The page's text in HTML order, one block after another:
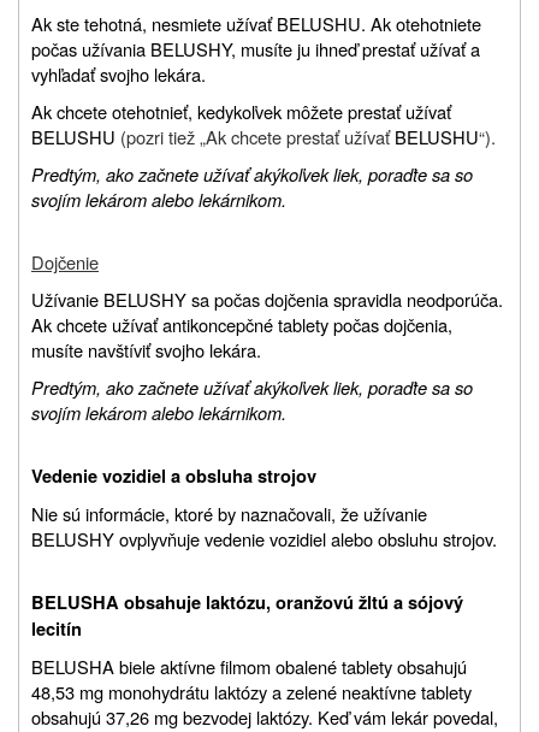
Ak ste tehotná, nesmiete užívať BELUSHU. Ak otehotniete
počas užívania BELUSHY, musíte ju ihneď prestať užívať a
vyhľadať svojho lekára.
Ak chcete otehotnieť, kedykoľvek môžete prestať užívať
BELUSHU (pozri tiež „Ak chcete prestať užívať BELUSHU“).
Predtým, ako začnete užívať akýkoľvek liek, poraďte sa so
svojím lekárom alebo lekárnikom.
Dojčenie
Užívanie BELUSHY sa počas dojčenia spravidla neodporúča.
Ak chcete užívať antikoncepčné tablety počas dojčenia,
musíte navštíviť svojho lekára.
Predtým, ako začnete užívať akýkoľvek liek, poraďte sa so
svojím lekárom alebo lekárnikom.
Vedenie vozidiel a obsluha strojov
Nie sú informácie, ktoré by naznačovali, že užívanie
BELUSHY ovplyvňuje vedenie vozidiel alebo obsluhu strojov.
BELUSHA obsahuje laktózu, oranžovú žltú a sójový
lecitín
BELUSHA biele aktívne filmom obalené tablety obsahujú
48,53 mg monohydrátu laktózy a zelené neaktívne tablety
obsahujú 37,26 mg bezvodej laktózy. Keď vám lekár povedal,